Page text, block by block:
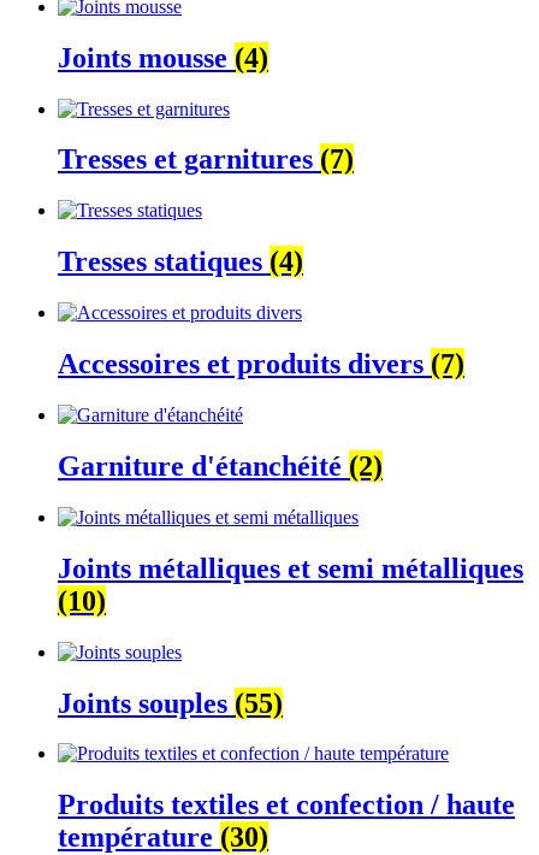
Joints mousse (4)
Tresses et garnitures (7)
Tresses statiques (4)
Accessoires et produits divers (7)
Garniture d'étanchéité (2)
Joints métalliques et semi métalliques
(10)
Joints souples (55)
Produits textiles et confection / haute
température (30)